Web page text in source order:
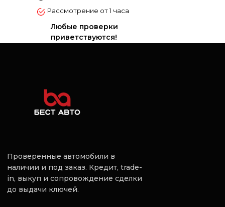
Любые проверки
приветствуются!
Рассмотрение от 1 часа
- AIRBAG
- ЭУР , АBS
- Штaтнaя магнитола
- Стеклоподъёмники передниe и
Дополнительные опции:
Усилитель руля
Электрогидравлический
Проверенные автомобили в
наличии и под заказ. Кредит, trade-
in, выкуп и сопровождение сделки
до выдачи ключей.